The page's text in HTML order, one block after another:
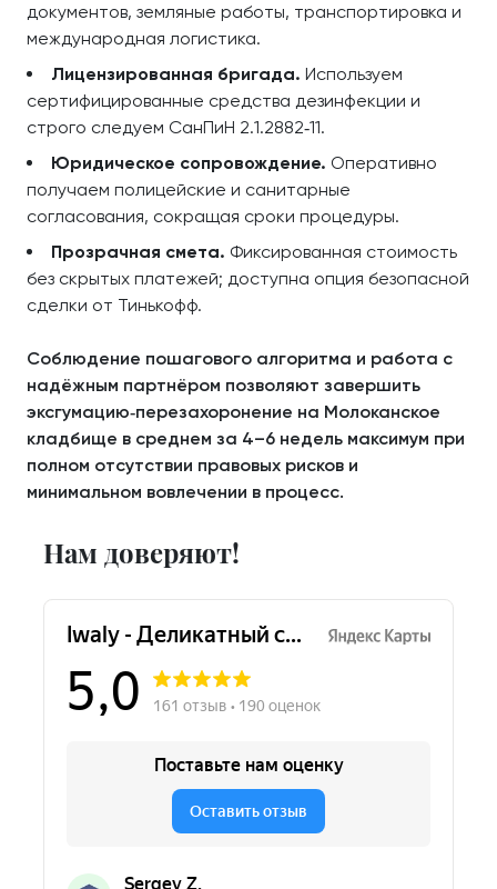
документов, земляные работы, транспортировка и
международная логистика.
Лицензированная бригада. Используем
сертифицированные средства дезинфекции и
строго следуем СанПиН 2.1.2882‑11.
Юридическое сопровождение. Оперативно
получаем полицейские и санитарные
согласования, сокращая сроки процедуры.
Прозрачная смета. Фиксированная стоимость
без скрытых платежей; доступна опция безопасной
сделки от Тинькофф.
Соблюдение пошагового алгоритма и работа с
надёжным партнёром позволяют завершить
эксгумацию‑перезахоронение на Молоканское
кладбище в среднем за 4–6 недель максимум при
полном отсутствии правовых рисков и
минимальном вовлечении в процесс.
Нам доверяют!